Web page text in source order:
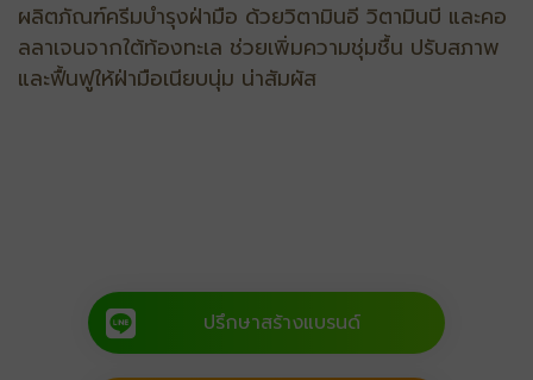
ผลิตภัณฑ์ครีมบํารุงฝ่ามือ ด้วยวิตามินอี วิตามินบี และคอ
ลลาเจนจากใต้ท้องทะเล ช่วยเพิ่มความชุ่มชื้น ปรับสภาพ
และฟื้นฟูให้ฝ่ามือเนียบนุ่ม น่าสัมผัส
ปรึกษาสร้างแบรนด์